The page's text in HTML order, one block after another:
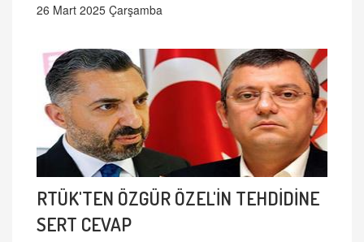
26 Mart 2025 Çarşamba
RTÜK'TEN ÖZGÜR ÖZEL'İN TEHDİDİNE
SERT CEVAP